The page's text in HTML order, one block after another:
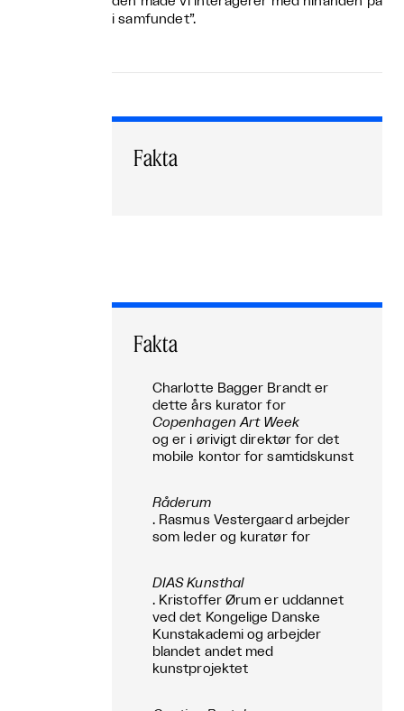
i samfundet”.
Fakta
Fakta
Charlotte Bagger Brandt er
dette års kurator for
Copenhagen Art Week
og er i ørivigt direktør for det
mobile kontor for samtidskunst
Råderum
. Rasmus Vestergaard arbejder
som leder og kuratør for
DIAS Kunsthal
. Kristoffer Ørum er uddannet
ved det Kongelige Danske
Kunstakademi og arbejder
blandet andet med
kunstprojektet